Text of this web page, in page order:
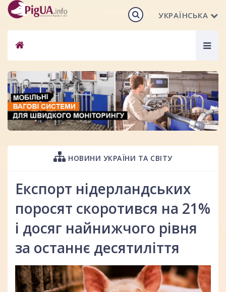
УКРАЇНСЬКА
НОВИНИ УКРАЇНИ ТА СВІТУ
Експорт нідерландських
поросят скоротився на 21%
і досяг найнижчого рівня
за останнє десятиліття